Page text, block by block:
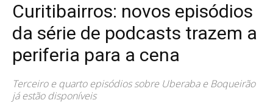
Curitibairros: novos episódios
da série de podcasts trazem a
periferia para a cena
Terceiro e quarto episódios sobre Uberaba e Boqueirão
já estão disponíveis